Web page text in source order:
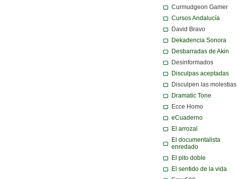
Curmudgeon Gamer
Cursos Andalucía
David Bravo
Dekadencia Sonora
Desbarradas de Akin
Desinformados
Disculpas aceptadas
Disculpen las molestias
Dramatic Tone
Ecce Homo
eCuaderno
El arrozal
El documentalista
enredado
El pito doble
El sentido de la vida